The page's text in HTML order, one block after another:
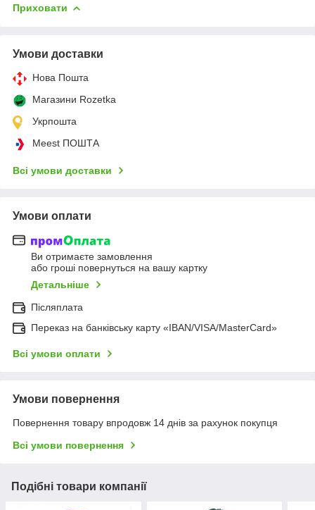
Приховати
Умови доставки
Нова Пошта
Магазини Rozetka
Укрпошта
Meest ПОШТА
Всі умови доставки
Умови оплати
Ви отримаєте замовлення
або гроші повернуться на вашу картку
Детальніше
Післяплата
Переказ на банківську карту «IBAN/VISA/MasterCard»
Всі умови оплати
Умови повернення
Повернення товару впродовж 14 днів за рахунок покупця
Всі умови повернення
Подібні товари компанії